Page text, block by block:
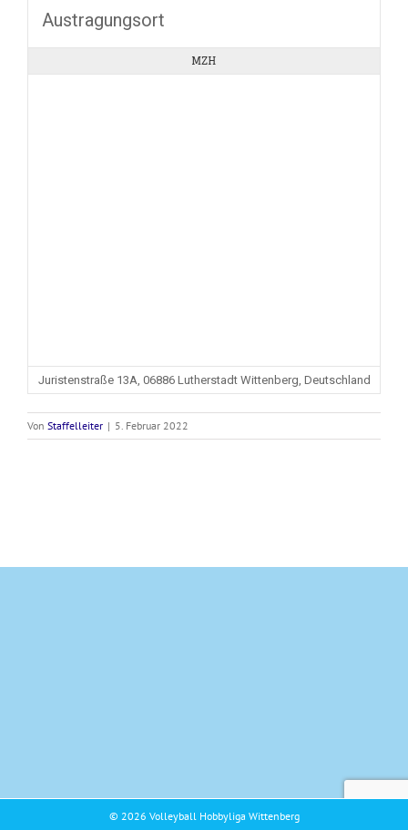
Austragungsort
MZH
Juristenstraße 13A, 06886 Lutherstadt Wittenberg, Deutschland
Von Staffelleiter | 5. Februar 2022
© 2026 Volleyball Hobbyliga Wittenberg